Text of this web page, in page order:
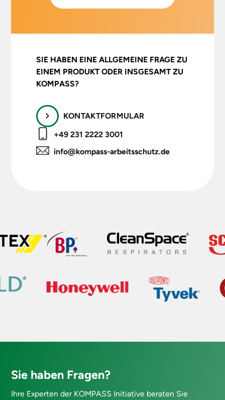
SIE HABEN EINE ALLGEMEINE FRAGE ZU
EINEM PRODUKT ODER INSGESAMT ZU
KOMPASS?
KONTAKTFORMULAR
+49 231 2222 3001
info@kompass-arbeitsschutz.de
Sie haben Fragen?
Ihre Experten der KOMPASS Initiative beraten Sie